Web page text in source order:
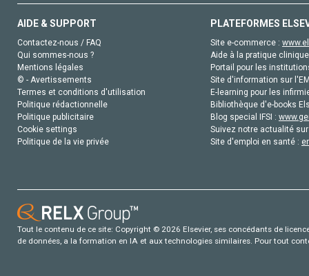
AIDE & SUPPORT
Contactez-nous / FAQ
Qui sommes-nous ?
Mentions légales
© - Avertissements
Termes et conditions d'utilisation
Politique rédactionnelle
Politique publicitaire
Cookie settings
Politique de la vie privée
PLATEFORMES
Site e-commerce :
Aide à la pratique
Portail pour les
Site d'information sur
E-learning pour les
Bibliothèque d'e-books
Blog special IFSI :
Suivez notre actualité
Site d'emploi en santé :
Tout le contenu de ce site: Copyright © 2026 Elsevier, ses concédants de
de données, a la formation en IA et aux technologies similaires. Pour tout